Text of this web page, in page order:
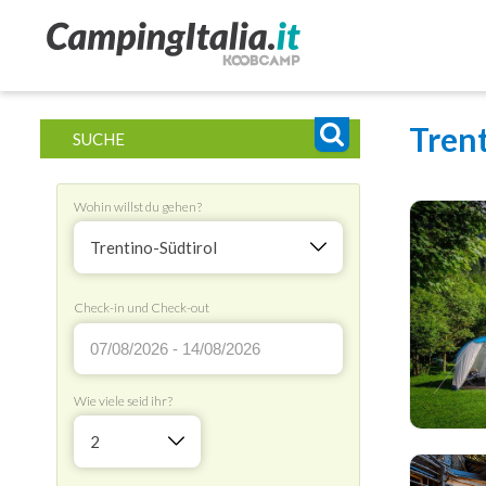
SUCHE
Wohin willst du gehen?
Trentino-Südtirol
Check-in und Check-out
Wie viele seid ihr?
2